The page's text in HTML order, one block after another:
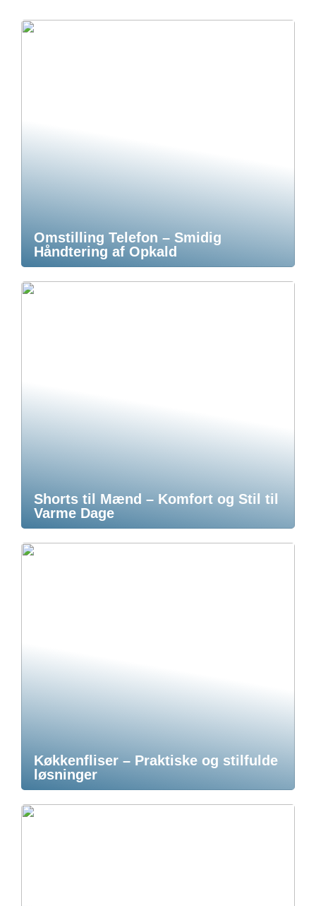
Omstilling Telefon – Smidig
Håndtering af Opkald
Shorts til Mænd – Komfort og Stil til
Varme Dage
Køkkenfliser – Praktiske og stilfulde
løsninger